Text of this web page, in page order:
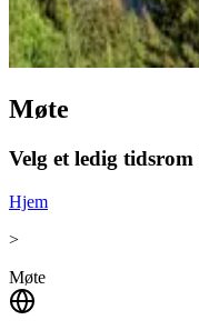
Møte
Velg et ledig
Hjem
>
Møte